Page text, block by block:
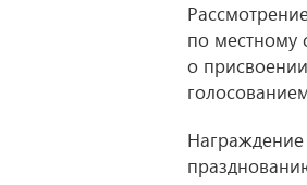
по местному
о